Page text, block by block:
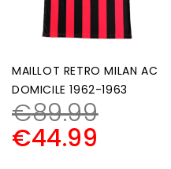
MAILLOT RETRO MILAN AC
DOMICILE 1962-1963
€89.99
€44.99